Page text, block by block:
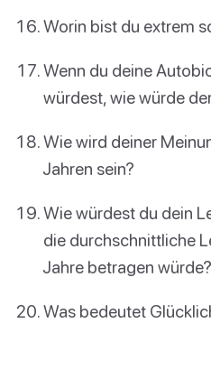
Worin bist du extrem
Wenn du deine
würdest, wie würde
Wie wird deiner
Jahren sein?
Wie würdest du dein
die durchschnittliche
Jahre betragen würde?
Was bedeutet